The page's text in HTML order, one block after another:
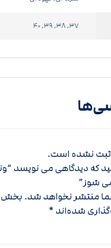
37, 38, 39, 40
ثبت نشده است.
که دیدگاهی می نویسد
منتشر نخواهد شد.
شده‌اند *